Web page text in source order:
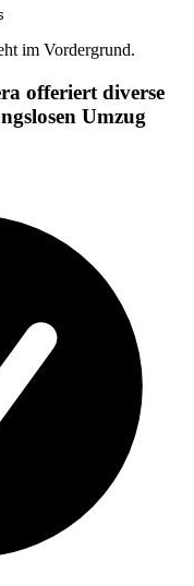
im Vordergrund.
offeriert diverse
Umzug